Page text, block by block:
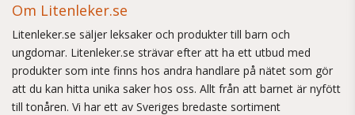
Om Litenleker.se
Litenleker.se säljer leksaker och produkter till barn och
ungdomar. Litenleker.se strävar efter att ha ett utbud med
produkter som inte finns hos andra handlare på nätet som gör
att du kan hitta unika saker hos oss. Allt från att barnet är nyfött
till tonåren. Vi har ett av Sveriges bredaste sortiment